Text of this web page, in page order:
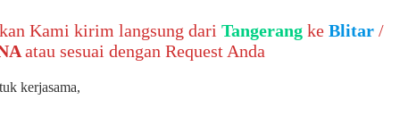
Kami kirim langsung dari Tangerang ke Blitar /
atau sesuai dengan Request Anda
kerjasama,